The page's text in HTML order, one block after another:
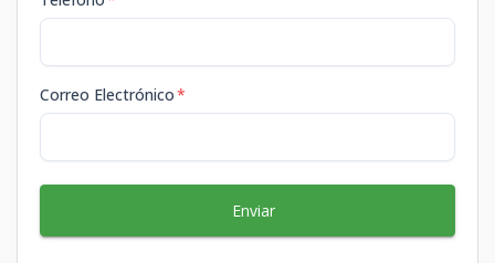
Correo Electrónico*
Enviar